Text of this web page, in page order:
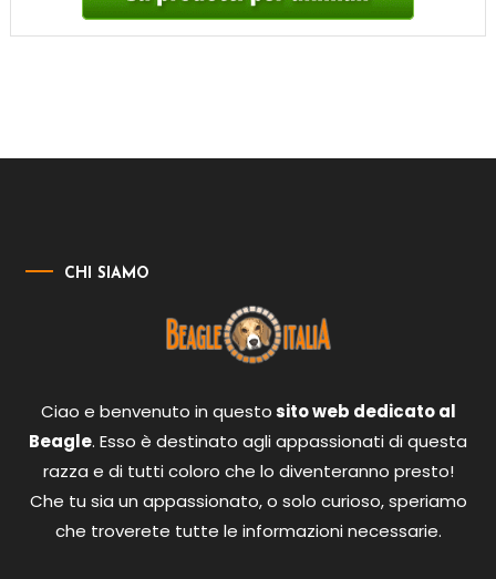
CHI SIAMO
Ciao e benvenuto in questosito web dedicato al
Beagle. Esso è destinato agli appassionati di questa
razza e di tutti coloro che lo diventeranno presto!
Che tu sia un appassionato, o solo curioso, speriamo
che troverete tutte le informazioni necessarie.